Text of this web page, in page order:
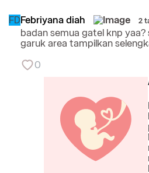
FDFebriyana diah 2
badan semua gatel knp
garuk area tampilkan
0